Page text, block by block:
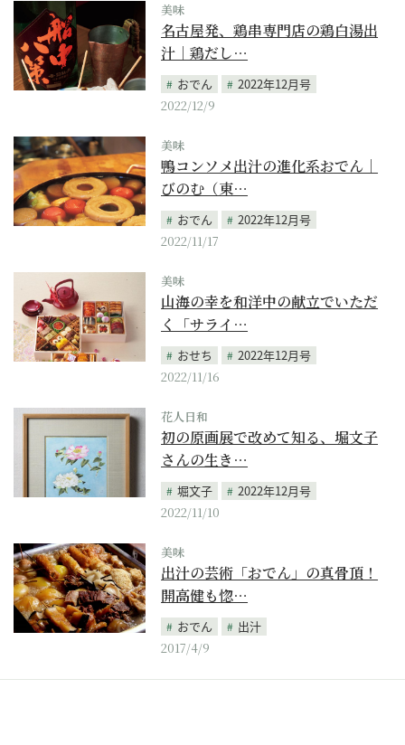
美味
名古屋発、鶏串専門店の鶏白湯出
汁｜鶏だし…
おでん
2022年12月号
2022/12/9
美味
鴨コンソメ出汁の進化系おでん｜
びのむ（東…
おでん
2022年12月号
2022/11/17
美味
山海の幸を和洋中の献立でいただ
く「サライ…
おせち
2022年12月号
2022/11/16
花人日和
初の原画展で改めて知る、堀文子
さんの生き…
堀文子
2022年12月号
2022/11/10
美味
出汁の芸術「おでん」の真骨頂！
開高健も惚…
おでん
出汁
2017/4/9